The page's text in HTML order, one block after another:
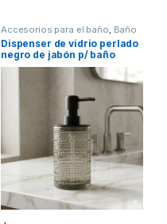
Accesorios para el baño Baño
Dispenser de vidrio perlado
negro de jabón p/ baño
(54690)